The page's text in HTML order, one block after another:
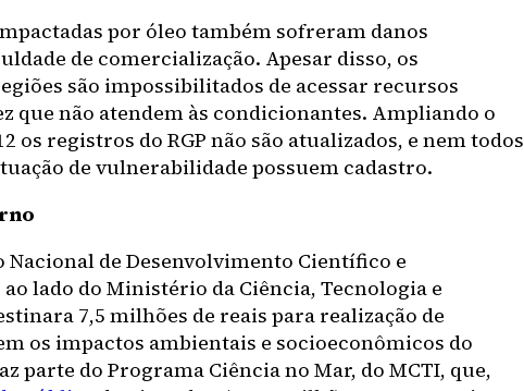
por óleo também sofreram danos
de comercialização. Apesar disso, os
são impossibilitados de acessar recursos
que não atendem às condicionantes. Ampliando o
os registros do RGP não são atualizados, e nem todos
de vulnerabilidade possuem cadastro.
Nacional de Desenvolvimento Científico e
ao lado do Ministério da Ciência, Tecnologia e
7,5 milhões de reais para realização de
os impactos ambientais e socioeconômicos do
parte do Programa Ciência no Mar, do MCTI, que,